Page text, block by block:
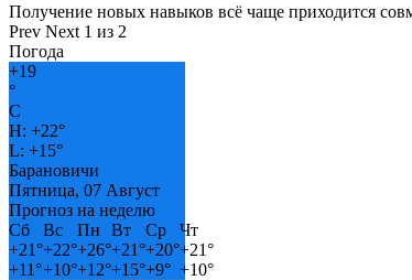
Получение новых навыков всё чаще приходится
Prev Next 1 из 2
Погода
+19
°
C
H: +22°
L: +15°
Барановичи
Пятница, 07 Август
Прогноз на неделю
Сб
Вс Пн Вт Ср
Чт
+21°+22°+26°+21°+20°+21°
+11°+10°+12°+15°+9° +10°